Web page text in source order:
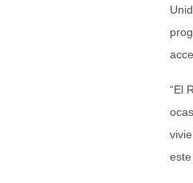
“El
este